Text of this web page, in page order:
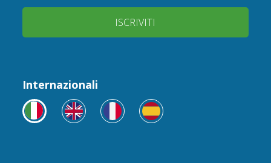
ISCRIVITI
Internazionali